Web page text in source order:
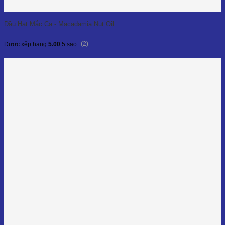
Dầu Hạt Mắc Ca - Macadamia Nut Oil
Được xếp hạng 5.00 5 sao (2)